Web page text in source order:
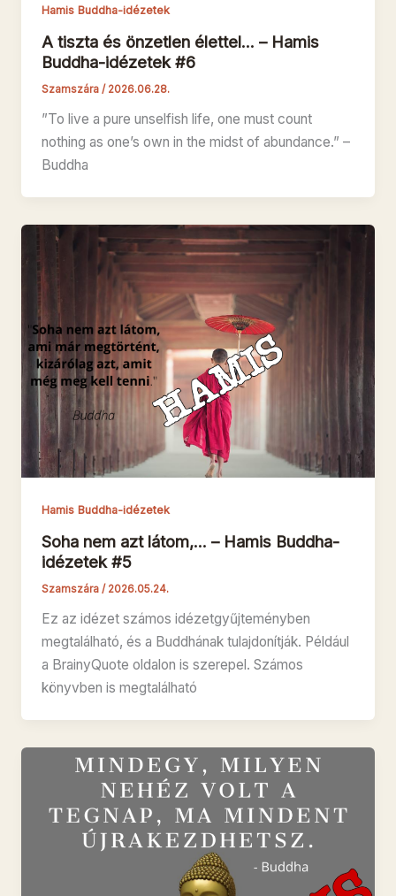
Hamis Buddha-idézetek
A tiszta és önzetlen élettel… – Hamis
Buddha-idézetek #6
Szamszára/ 2026.06.28.
”To live a pure unselfish life, one must count
nothing as one’s own in the midst of abundance.” –
Buddha
Hamis Buddha-idézetek
Soha nem azt látom,… – Hamis Buddha-
idézetek #5
Szamszára/ 2026.05.24.
Ez az idézet számos idézetgyűjteményben
megtalálható, és a Buddhának tulajdonítják. Például
a BrainyQuote oldalon is szerepel. Számos
könyvben is megtalálható